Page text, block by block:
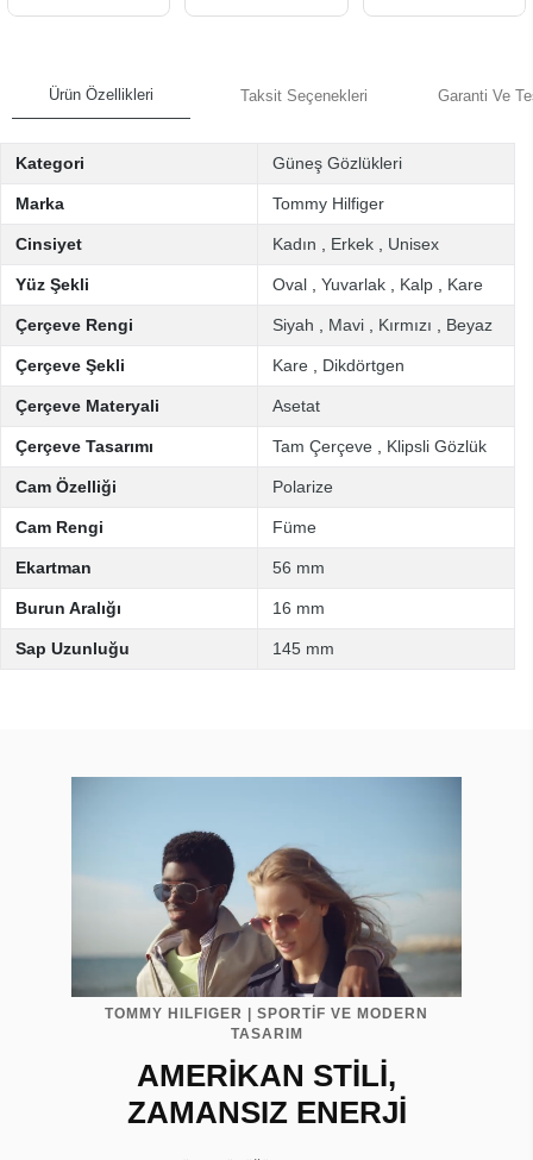
Ürün Özellikleri Taksit Seçenekleri Garanti Ve
Kategori Güneş Gözlükleri
Marka Tommy Hilfiger
Cinsiyet Kadın Erkek Unisex
Yüz Şekli Oval Yuvarlak Kalp Kare
Çerçeve Rengi Siyah Mavi Kırmızı Beyaz
Çerçeve Şekli Kare Dikdörtgen
Çerçeve Materyali Asetat
Çerçeve Tasarımı Tam Çerçeve Klipsli Gözlük
Cam Özelliği Polarize
Cam Rengi Füme
Ekartman 56 mm
Burun Aralığı 16 mm
Sap Uzunluğu 145 mm
TOMMY HILFIGER | SPORTİF VE MODERN
TASARIM
AMERİKAN STİLİ,
ZAMANSIZ ENERJİ